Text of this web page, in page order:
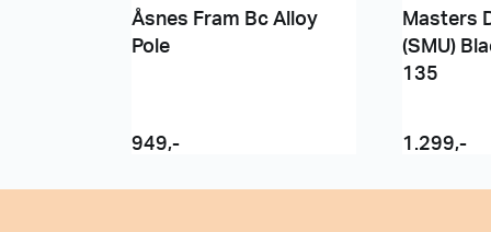
Åsnes Fram Bc Alloy
Pole
949,-
Masters
(SMU)
135
1.299,-